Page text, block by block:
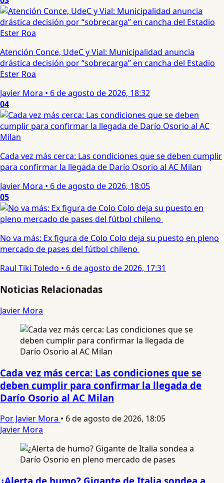
Atención Conce, UdeC y Vial: Municipalidad anuncia
drástica decisión por “sobrecarga” en cancha del Estadio
Ester Roa
Javier Mora • 6 de agosto de 2026, 18:32
04
Cada vez más cerca: Las condiciones que se deben cumplir
para confirmar la llegada de Darío Osorio al AC Milan
Javier Mora • 6 de agosto de 2026, 18:05
05
No va más: Ex figura de Colo Colo deja su puesto en pleno
mercado de pases del fútbol chileno
Raul Tiki Toledo • 6 de agosto de 2026, 17:31
Noticias Relacionadas
Javier Mora
Cada vez más cerca: Las condiciones que se
deben cumplir para confirmar la llegada de
Darío Osorio al AC Milan
Por Javier Mora • 6 de agosto de 2026, 18:05
Javier Mora